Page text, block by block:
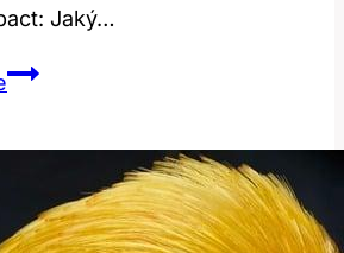
Jaký…
Impact:
Toto
Slovo